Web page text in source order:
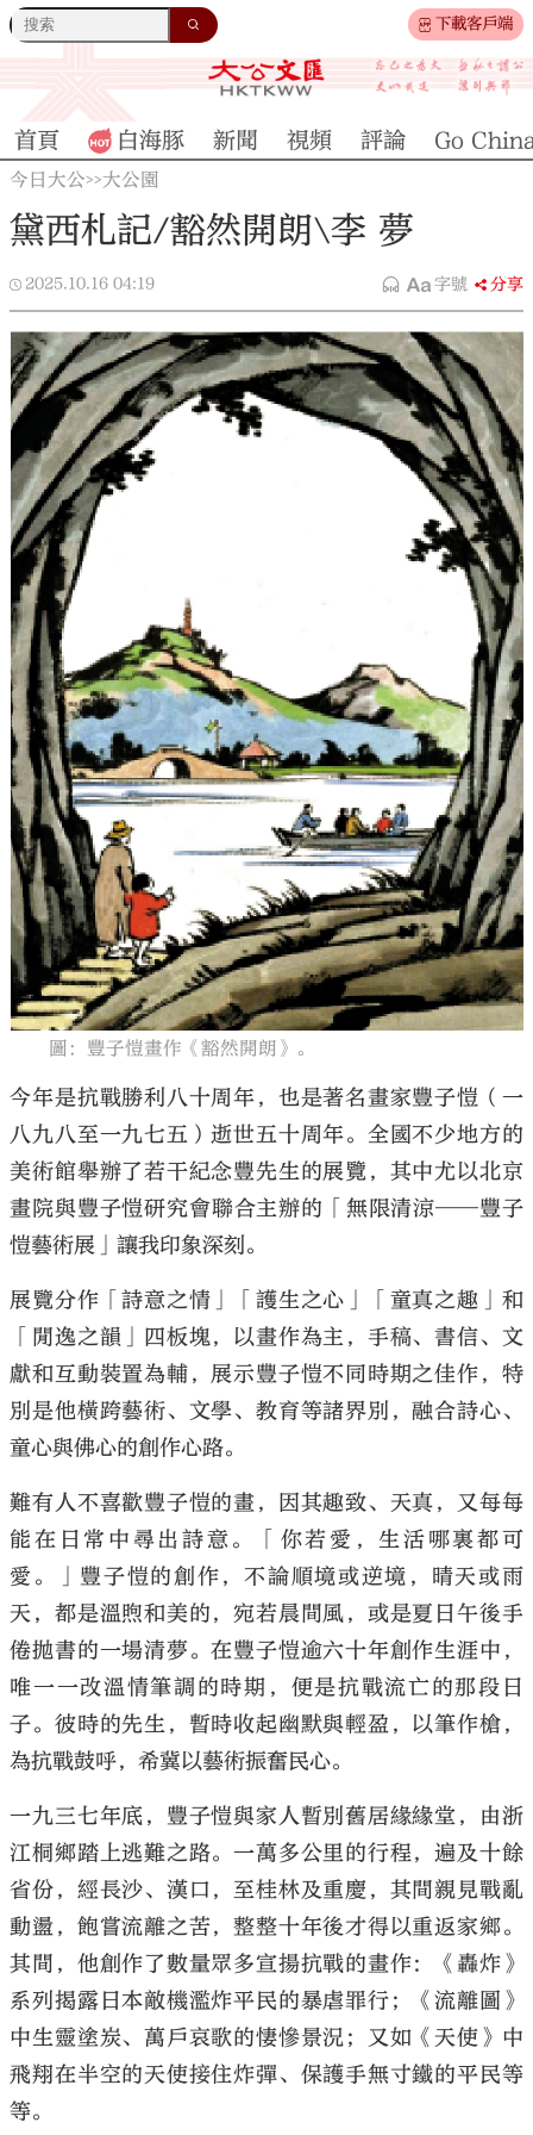
下載客戶端
大公文匯
首頁 白海豚 新聞 視頻 評論 Go
今日大公>>大公園
黛西札記/豁然開朗\李 夢
2025.10.16 04:19 字號 分享
圖：豐子愷畫作《豁然開朗》。
今年是抗戰勝利八十周年，也是著名畫家豐子愷（一
八九八至一九七五）逝世五十周年。全國不少地方的
美術館舉辦了若干紀念豐先生的展覽，其中尤以北京
畫院與豐子愷研究會聯合主辦的「無限清涼──豐子
愷藝術展」讓我印象深刻。
展覽分作「詩意之情」「護生之心」「童真之趣」和
「閒逸之韻」四板塊，以畫作為主，手稿、書信、文
獻和互動裝置為輔，展示豐子愷不同時期之佳作，特
別是他橫跨藝術、文學、教育等諸界別，融合詩心、
童心與佛心的創作心路。
難有人不喜歡豐子愷的畫，因其趣致、天真，又每每
能在日常中尋出詩意。「你若愛，生活哪裏都可
愛。」豐子愷的創作，不論順境或逆境，晴天或雨
天，都是溫煦和美的，宛若晨間風，或是夏日午後手
倦拋書的一場清夢。在豐子愷逾六十年創作生涯中，
唯一一改溫情筆調的時期，便是抗戰流亡的那段日
子。彼時的先生，暫時收起幽默與輕盈，以筆作槍，
為抗戰鼓呼，希冀以藝術振奮民心。
一九三七年底，豐子愷與家人暫別舊居緣緣堂，由浙
江桐鄉踏上逃難之路。一萬多公里的行程，遍及十餘
省份，經長沙、漢口，至桂林及重慶，其間親見戰亂
動盪，飽嘗流離之苦，整整十年後才得以重返家鄉。
其間，他創作了數量眾多宣揚抗戰的畫作：《轟炸》
系列揭露日本敵機濫炸平民的暴虐罪行；《流離圖》
中生靈塗炭、萬戶哀歌的悽慘景況；又如《天使》中
飛翔在半空的天使接住炸彈、保護手無寸鐵的平民等
等。